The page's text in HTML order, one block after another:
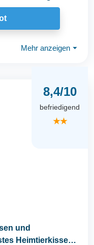
Mehr anzeigen ⏷
8,4/10
befriedigend
★★
und
Heimtierkissen